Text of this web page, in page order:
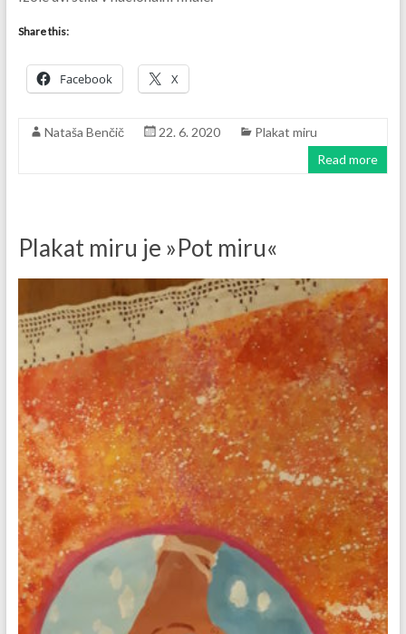
Share this:
Facebook X
Nataša Benčič 22. 6. 2020
Plakat miru
Read more
Plakat miru je »Pot miru«